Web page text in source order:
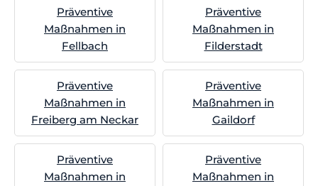
Präventive
Maßnahmen in
Fellbach
Präventive
Maßnahmen in
Filderstadt
Präventive
Maßnahmen in
Freiberg am Neckar
Präventive
Maßnahmen in
Gaildorf
Präventive
Maßnahmen in
Präventive
Maßnahmen in